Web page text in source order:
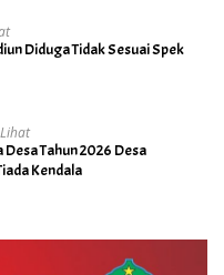
Diduga Tidak Sesuai Spek
Desa Tahun 2026 Desa
Kendala